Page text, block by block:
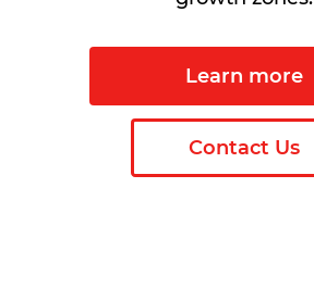
Learn more
Contact Us